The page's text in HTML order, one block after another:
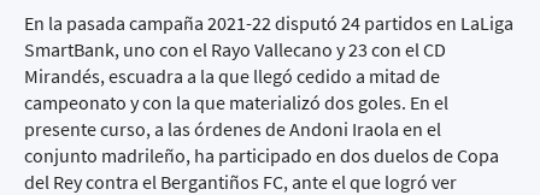
En la pasada campaña 2021-22 disputó 24 partidos en LaLiga
SmartBank, uno con el Rayo Vallecano y 23 con el CD
Mirandés, escuadra a la que llegó cedido a mitad de
campeonato y con la que materializó dos goles. En el
presente curso, a las órdenes de Andoni Iraola en el
conjunto madrileño, ha participado en dos duelos de Copa
del Rey contra el Bergantiños FC, ante el que logró ver